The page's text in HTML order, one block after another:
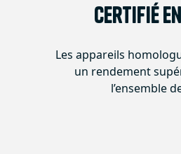
Certifié
Les appareils
un rendement
l’ensemble